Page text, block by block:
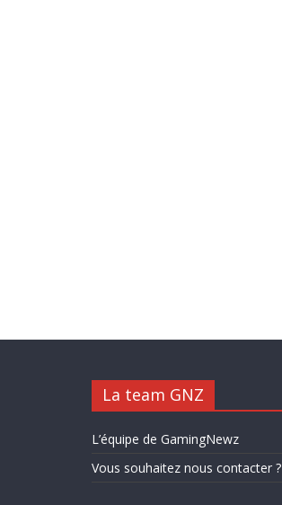
La team GNZ
L’équipe de GamingNewz
Vous souhaitez nous contacter ?